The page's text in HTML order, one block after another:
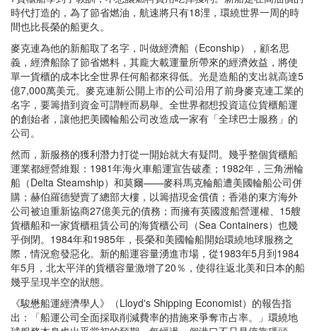
時代打造的，為了節省燃油，航速將只有18浬，環繞世界一周的時
間也比長榮的船更久。
麥克連為他的新船取了名字，叫做經濟船（Econship），顧名思
義，經濟船除了節省燃料，其龐大載運量所帶來的經濟效益，將使
單一貨櫃的成本比全世界任何船都來得低。光是造船的支出就高達5
億7,000萬美元。麥克連新公開上市的公司沿用了前身麥克連工業的
名字，要籌措到資金可謂輕而易舉。全世界都想投資這位貨櫃船運
的創始者，讓他把美國輪船公司改造成一家有「全球巴士服務」的
公司。
然而，新服務的獲利潛力打從一開始就大有疑問。幾乎整個貨櫃船
運業都經營維艱：1981年海火車船運宣告破產；1982年，三角洲輪
船（Delta Steamship）和莫爾——麥科馬克輪船遭美國輪船公司併
購；赫伯羅德變賣了總部大樓，以籌措現金償債；香港的東方海外
公司被迫重新協商27億美元的債務；而擁有英國渡船營運權、15艘
貨櫃船和一家貨櫃租賃公司的海貨櫃公司（Sea Containers）也幾
乎倒閉。1984年和1985年，長榮和美國輪船開始環繞地球服務之
際，情況愈發惡化。新的船運容量湧進市場，從1983年5月到1984
年5月，北太平洋的貨櫃容量激增了20％，使得往返北美和日本的船
幾乎呈現半空的狀態。
《駿懋船運經濟學人》（Lloyd's Shipping Economist）的報告指
出：「船運公司全面採取削減費率的措施來爭奪市占率。」環繞地